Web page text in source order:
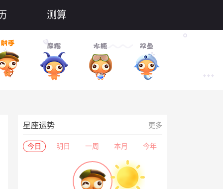
测算
星座运势 更多
今日 明日 一周 本月 今年